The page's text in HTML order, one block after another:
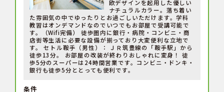
欧デザインを起用した優しい
ナチュラルカラー。落ち着い
た雰囲気の中でゆったりとお過ごしいただけます。学科
教習はオンデマンドなのでいつでもお部屋で受講可能で
す。（Wifi完備） 徒歩圏内に銀行・病院・コンビニ・商
店街等生活に必要な設備が揃っており大変便利な立地で
す。 セトル鞍手（男性）： ＪＲ筑豊線の「鞍手駅」から
徒歩13分。 お部屋の改装が終わりおしゃれに変身！ 徒
歩5分のスーパーは24時間営業です。コンビニ・ドンキ・
銀行も徒歩5分ととっても便利です。
条件